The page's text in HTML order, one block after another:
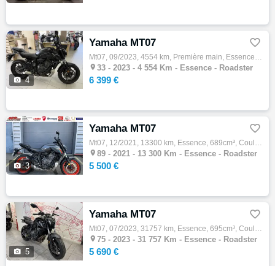
 4
Yamaha MT07 
Mt07, 09/2023, 4554 km, Première main, Essence, 695cm³, Couleur noir, 6399 € Equipements : 47CV,ABS,Anti-démarrage,Assurance sur place,Déma…
 33 - 2023 - 4 554 Km - Essence - Roadster
6 399 €
 3
Yamaha MT07 
Mt07, 12/2021, 13300 km, Essence, 689cm³, Couleur gris, 5500 € Equipements : DEPOT VENTE YAMAHA MT 07 MODELE BRIDE 35KW POUR PERMIS A2 DEBR…
 89 - 2021 - 13 300 Km - Essence - Roadster
5 500 €
 5
Yamaha MT07 
Mt07, 07/2023, 31757 km, Essence, 695cm³, Couleur noir, 5690 € Equipements : ? À découvrir chez Folie Mericourt : cette superbe YAMAHA MT-0…
 75 - 2023 - 31 757 Km - Essence - Roadster
5 690 €